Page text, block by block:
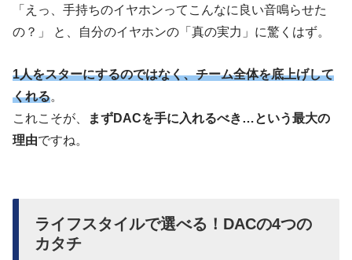
「えっ、手持ちのイヤホンってこんなに良い音鳴らせた
の？」 と、自分のイヤホンの「真の実力」に驚くはず。
1人をスターにするのではなく、チーム全体を底上げして
くれる。
これこそが、
まずDACを手に入れるべき…という最大の
理由ですね。
ライフスタイルで選べる！DACの4つの
カタチ